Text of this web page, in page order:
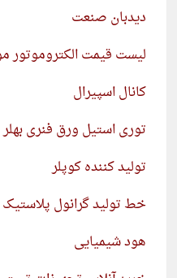
دیدبان صنعت
لیست قیمت الکتروموتور
کانال اسپیرال
توری استیل ورق فنری بهلر
تولید کننده کوپلر
خط تولید گرانول پلاستیک
هود شیمیایی